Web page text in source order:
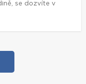
se dozvíte v